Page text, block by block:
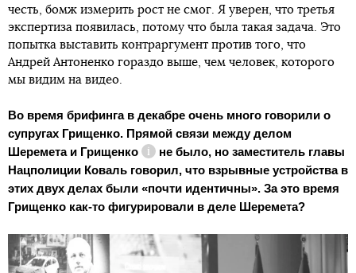
честь, бомж измерить рост не смог. Я уверен, что третья
экспертиза появилась, потому что была такая задача. Это
попытка выставить контраргумент против того, что
Андрей Антоненко гораздо выше, чем человек, которого
мы видим на видео.
Во время брифинга в декабре очень много говорили о
супругах Грищенко. Прямой связи между делом
Шеремета и Грищенко
Справка
не было, но заместитель главы
Нацполиции Коваль говорил, что взрывные устройства в
этих двух делах были «почти идентичны». За это время
Грищенко как-то фигурировали в деле Шеремета?